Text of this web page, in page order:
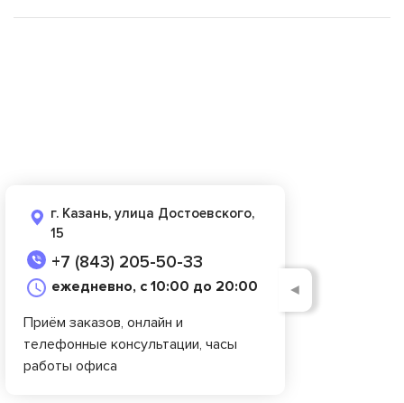
г. Казань, улица Достоевского,
15
+7 (843) 205-50-33
ежедневно, с 10:00 до 20:00
Приём заказов, онлайн и
телефонные консультации, часы
работы офиса
◄